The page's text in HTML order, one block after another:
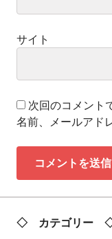
サイト
次回のコメント
名前、メールアド
◇ カテゴリー